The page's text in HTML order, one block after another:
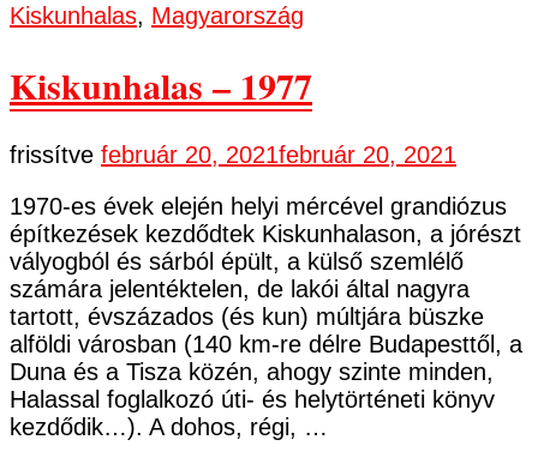
Kiskunhalas, Magyarország
Kiskunhalas – 1977
frissítve február 20, 2021február 20, 2021
1970-es évek elején helyi mércével grandiózus
építkezések kezdődtek Kiskunhalason, a jórészt
vályogból és sárból épült, a külső szemlélő
számára jelentéktelen, de lakói által nagyra
tartott, évszázados (és kun) múltjára büszke
alföldi városban (140 km-re délre Budapesttől, a
Duna és a Tisza közén, ahogy szinte minden,
Halassal foglalkozó úti- és helytörténeti könyv
kezdődik…). A dohos, régi, …